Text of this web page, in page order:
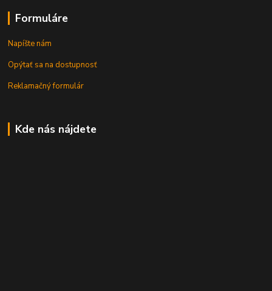
Formuláre
Napíšte nám
Opýtať sa na dostupnosť
Reklamačný formulár
Kde nás nájdete